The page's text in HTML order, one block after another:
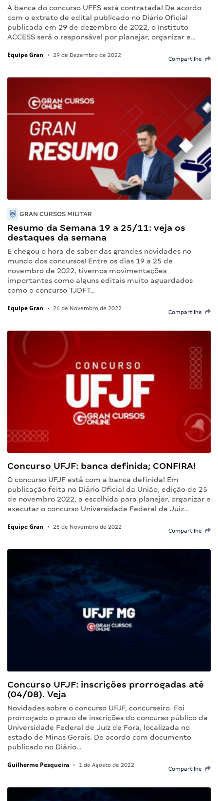
A banca do concurso UFFS está contratada! De acordo
com o extrato de edital publicado no Diário Oficial
publicada em 29 de dezembro de 2022, o Instituto
ACCESS será o responsável por planejar, organizar e…
Equipe Gran • 29 de Dezembro de 2022
Compartilhe
GRAN CURSOS MILITAR
Resumo da Semana 19 a 25/11: veja os
destaques da semana
E chegou o hora de saber das grandes novidades no
mundo dos concursos! Entre os dias 19 a 25 de
novembro de 2022, tivemos movimentações
importantes como alguns editais muito aguardados
como o concurso TJDFT…
Equipe Gran • 26 de Novembro de 2022
Compartilhe
Concurso UFJF: banca definida; CONFIRA!
O concurso UFJF está com a banca definida! Em
publicação feita no Diário Oficial da União, edição de 25
de novembro 2022, a escolhida para planejar, organizar e
executar o concurso Universidade Federal de Juiz…
Equipe Gran • 25 de Novembro de 2022
Compartilhe
Concurso UFJF: inscrições prorrogadas até
(04/08). Veja
Novidades sobre o concurso UFJF, concurseiro. Foi
prorrogado o prazo de inscrições do concurso público da
Universidade Federal de Juiz de Fora, localizada no
estado de Minas Gerais. De acordo com documento
publicado no Diário…
Guilherme Pesqueira • 1 de Agosto de 2022
Compartilhe